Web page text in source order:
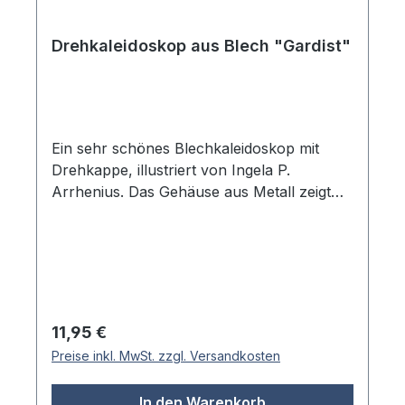
Drehkaleidoskop aus Blech "Gardist"
Ein sehr schönes Blechkaleidoskop mit
Drehkappe, illustriert von Ingela P.
Arrhenius. Das Gehäuse aus Metall zeigt
visuellen Reiz. Durch Drehen der Kappe am
oberen Ende entstehen beim
Durchschauen immer neue
kaleidoskopische Muster der gespiegelten
Regulärer Preis:
11,95 €
Preise inkl. MwSt. zzgl. Versandkosten